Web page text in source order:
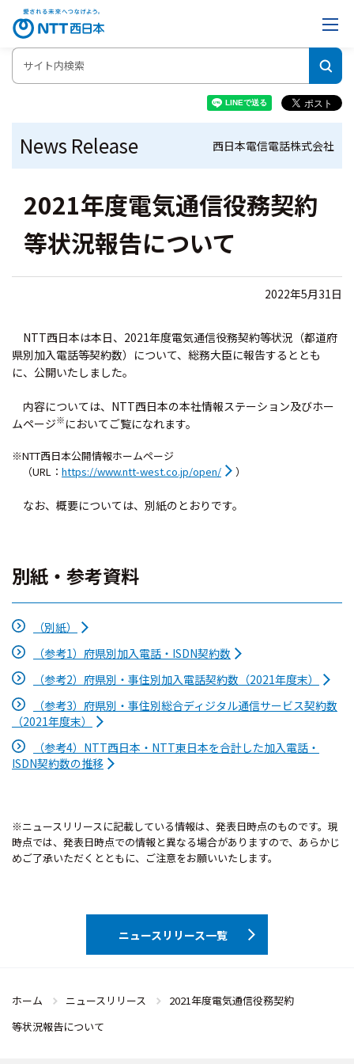
News Release 西日本電信電話株式会社
2021年度電気通信役務契約
等状況報告について
2022年5月31日
NTT西日本は本日、2021年度電気通信役務契約等状況（都道府
県別加入電話等契約数）について、総務大臣に報告するととも
に、公開いたしました。
内容については、NTT西日本の本社情報ステーション及びホー
ムページ※においてご覧になれます。
※NTT西日本公開情報ホームページ
（URL： https://www.ntt-west.co.jp/open/ ）
なお、概要については、別紙のとおりです。
別紙・参考資料
（別紙）
（参考1）府県別加入電話・ISDN契約数
（参考2）府県別・事住別加入電話契約数（2021年度末）
（参考3）府県別・事住別総合ディジタル通信サービス契約数
（2021年度末）
（参考4）NTT西日本・NTT東日本を合計した加入電話・
ISDN契約数の推移
※ニュースリリースに記載している情報は、発表日時点のものです。現
時点では、発表日時点での情報と異なる場合がありますので、あらかじ
めご了承いただくとともに、ご注意をお願いいたします。
ニュースリリース一覧
ホーム ニュースリリース
2021年度電気通信役務契約
等状況報告について